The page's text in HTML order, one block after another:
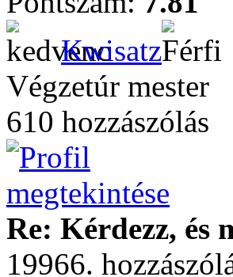
Kwisatz
Végzetúr mester
610 hozzászólás
Re: Kérdezz, és
19966.